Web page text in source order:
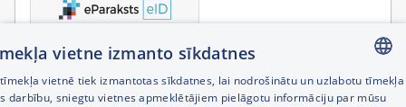
LATVIAN
vietne izmanto sīkdatnes
vietnē tiek izmantotas sīkdatnes, lai nodrošinātu un uzlabotu tīmekļa
darbību, sniegtu vietnes apmeklētājiem pielāgotu informāciju par mūsu